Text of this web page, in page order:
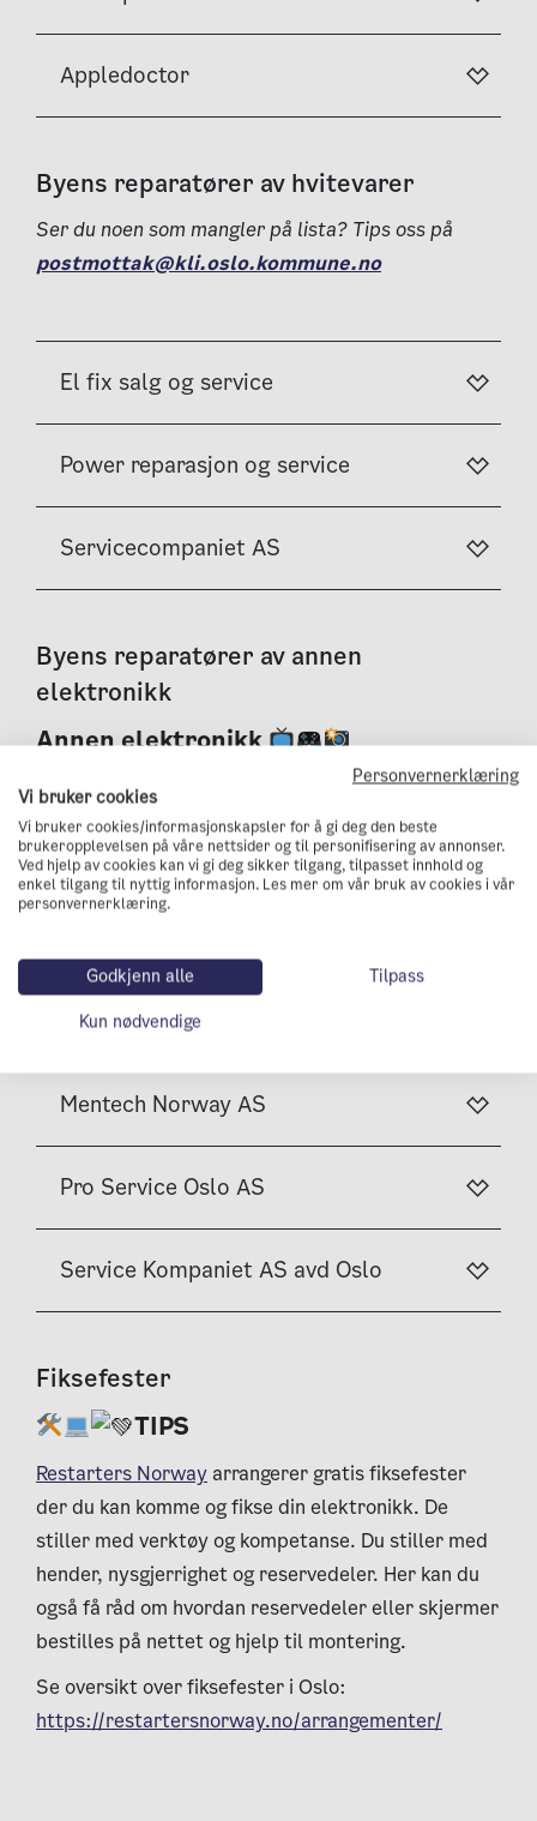
Appledoctor
Byens reparatører av hvitevarer
Ser du noen som mangler på lista? Tips oss på
postmottak@kli.oslo.kommune.no
El fix salg og service
Power reparasjon og service
Servicecompaniet AS
Byens reparatører av annen
elektronikk
Annen elektronikk
Ser du noen som mangler på lista? Tips oss på
postmottak@kli.oslo.kommune.no
HØR Ullevål Stadion
Mentech Norway AS
Pro Service Oslo AS
Service Kompaniet AS avd Oslo
Fiksefester
TIPS
Restarters Norway arrangerer gratis fiksefester
der du kan komme og fikse din elektronikk. De
stiller med verktøy og kompetanse. Du stiller med
hender, nysgjerrighet og reservedeler. Her kan du
også få råd om hvordan reservedeler eller skjermer
bestilles på nettet og hjelp til montering.
Se oversikt over fiksefester i Oslo:
https://restartersnorway.no/arrangementer/
Personvernerklæring
Vi bruker cookies
Vi bruker cookies/informasjonskapsler for å gi deg den beste
brukeropplevelsen på våre nettsider og til personifisering av annonser.
Ved hjelp av cookies kan vi gi deg sikker tilgang, tilpasset innhold og
enkel tilgang til nyttig informasjon. Les mer om vår bruk av cookies i vår
personvernerklæring.
Godkjenn alle
Tilpass
Kun nødvendige